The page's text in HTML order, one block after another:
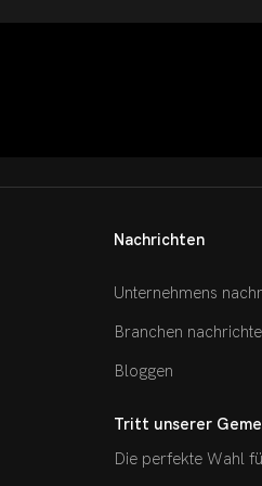
Nachrichten
Unternehmens
Branchen
Bloggen
Tritt unserer
Die perfekte Wahl